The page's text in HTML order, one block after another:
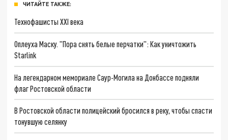
ЧИТАЙТЕ ТАКЖЕ:
Технофашисты XXI века
Оплеуха Маску. "Пора снять белые перчатки": Как уничтожить
Starlink
На легендарном мемориале Саур-Могила на Донбассе подняли
флаг Ростовской области
В Ростовской области полицейский бросился в реку, чтобы спасти
тонувшую селянку